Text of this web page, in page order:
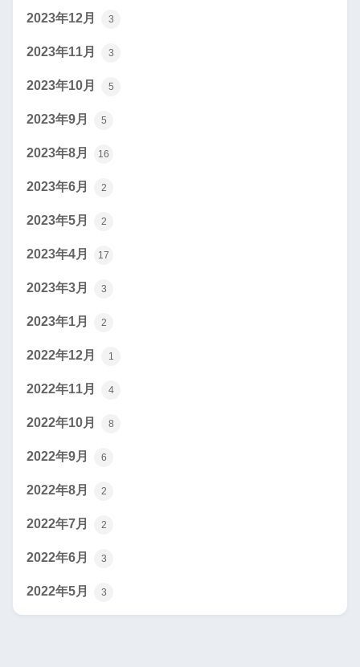
2023年12月 3
2023年11月 3
2023年10月 5
2023年9月 5
2023年8月 16
2023年6月 2
2023年5月 2
2023年4月 17
2023年3月 3
2023年1月 2
2022年12月 1
2022年11月 4
2022年10月 8
2022年9月 6
2022年8月 2
2022年7月 2
2022年6月 3
2022年5月 3